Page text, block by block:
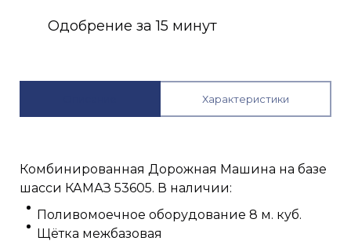
Одобрение за 15 минут
Характеристики
Комбинированная Дорожная Машина на базе
шасси КАМАЗ 53605. В наличии:
Поливомоечное оборудование 8 м. куб.
Щётка межбазовая